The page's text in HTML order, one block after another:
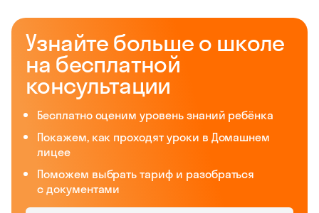
Узнайте больше о школе
на бесплатной
консультации
Бесплатно оценим уровень знаний ребёнка
Покажем, как проходят уроки в Домашнем
лицее
Поможем выбрать тариф и разобраться
с документами